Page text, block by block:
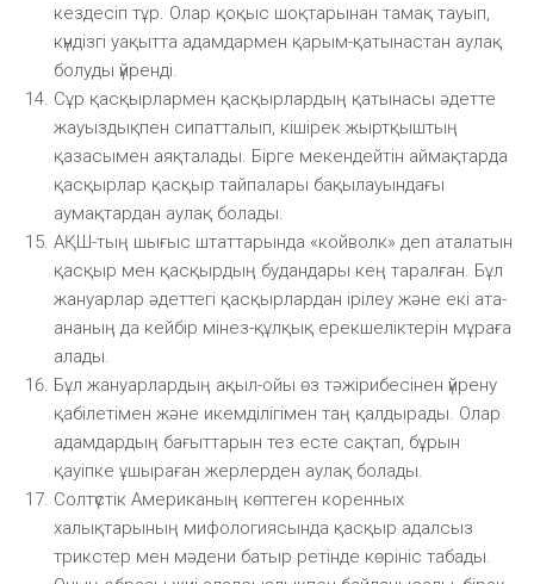
кездесіп тұр. Олар қоқыс шоқтарынан тамақ тауып,
күндізгі уақытта адамдармен қарым-қатынастан аулақ
болуды үйренді.
Сұр қасқырлармен қасқырлардың қатынасы әдетте
жауыздықпен сипатталып, кішірек жыртқыштың
қазасымен аяқталады. Бірге мекендейтін аймақтарда
қасқырлар қасқыр тайпалары бақылауындағы
аумақтардан аулақ болады.
АҚШ-тың шығыс штаттарында «койволк» деп аталатын
қасқыр мен қасқырдың будандары кең таралған. Бұл
жануарлар әдеттегі қасқырлардан ірілеу және екі ата-
ананың да кейбір мінез-құлқық ерекшеліктерін мұраға
алады.
Бұл жануарлардың ақыл-ойы өз тәжірибесінен үйрену
қабілетімен және икемділігімен таң қалдырады. Олар
адамдардың бағыттарын тез есте сақтап, бұрын
қауіпке ұшыраған жерлерден аулақ болады.
Солтүстік Американың көптеген коренных
халықтарының мифологиясында қасқыр адалсыз
трикстер мен мәдени батыр ретінде көрініс табады.